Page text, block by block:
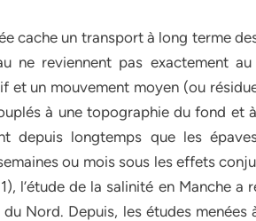
cache un transport à long terme
ne reviennent pas exactement
et un mouvement moyen (ou
à une topographie du fond et
depuis longtemps que les
ou mois sous les effets
l’étude de la salinité en Manche a
Nord. Depuis, les études menées